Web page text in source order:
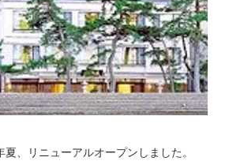
、リニューアルオープンしました。